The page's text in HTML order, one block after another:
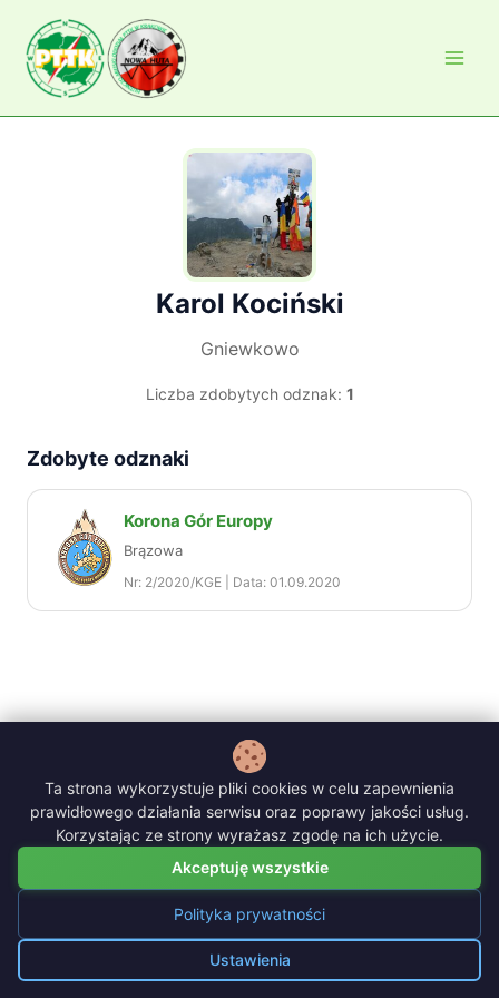
treści
Karol Kociński
Gniewkowo
Liczba zdobytych odznak: 1
Zdobyte odznaki
Korona Gór Europy
Brązowa
Nr: 2/2020/KGE | Data: 01.09.2020
Polityka prywatności Logowanie prowadzącego
Ta strona wykorzystuje pliki cookies w celu zapewnienia
prawidłowego działania serwisu oraz poprawy jakości usług.
Korzystając ze strony wyrażasz zgodę na ich użycie.
Polityka prywatności
Ustawienia
Akceptuję wszystkie